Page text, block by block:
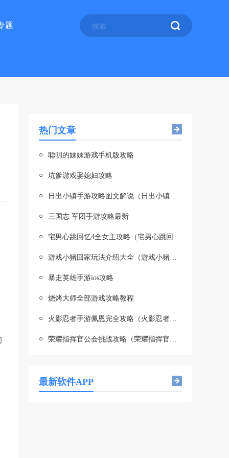
题
热门文章
○ 聪明的妹妹游戏手机版攻略
○ 坑爹游戏娶媳妇攻略
○ 日出小镇手游攻略图文解说（日出小镇手游攻略图文解说大全）
○ 三国志 军团手游攻略最新
○ 宅男心跳回忆4全女主攻略（宅男心跳回忆4全女主攻略图文）
○ 游戏小猪回家玩法介绍大全（游戏小猪回家玩法介绍大全视频）
○ 暴走英雄手游ios攻略
○ 烧烤大师全部游戏攻略教程
○ 火影忍者手游佩恩完全攻略（火影忍者手游佩恩完全攻略视频）
○ 荣耀指挥官公会挑战攻略（荣耀指挥官公会挑战攻略视频）
最新软件APP